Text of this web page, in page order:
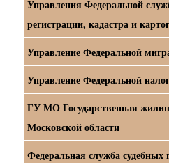
Управления Федеральной
регистрации, кадастра и
Управление Федеральной
Управление Федеральной
ГУ МО Государственная
Московской области
Федеральная служба судебных